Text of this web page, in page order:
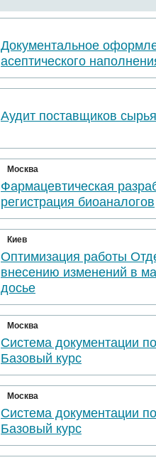
Документальное
асептического
Аудит поставщиков
Москва
Фармацевтическая
регистрация биоаналогов
Киев
Оптимизация работы
внесению изменений в
досье
Москва
Система документации
Базовый курс
Москва
Система документации
Базовый курс